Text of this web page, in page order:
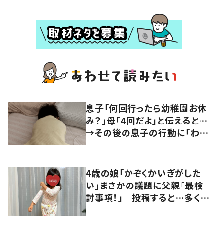
息子「何回行ったら幼稚園お休
み？」母「4回だよ」と伝えると…
→その後の息子の行動に「わか
4歳の娘「かぞくかいぎがした
い」まさかの議題に父親「最検
討事項！」 投稿すると…多くの